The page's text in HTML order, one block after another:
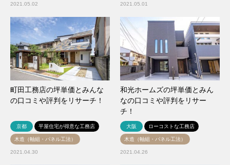
2021.05.02 2021.05.01
町田工務店の坪単価とみんな
の口コミや評判をリサーチ！
京都 平屋住宅が得意な工務店
木造（軸組・パネル工法）
2021.04.30
和光ホームズの坪単価とみん
なの口コミや評判をリサー
チ！
大阪 ローコストな工務店
木造（軸組・パネル工法）
2021.04.26